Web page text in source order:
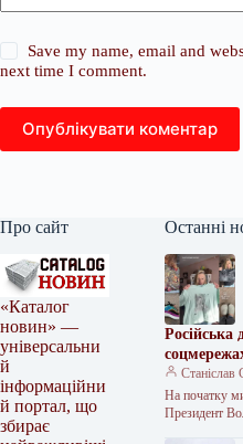
Save my name, email and
next time I comment.
Опублікувати коментар
Про сайт
«Каталог
новин» —
універсальни
й
інформаційни
й портал, що
збирає
Останні
Російська
тиждень
Станіслав
На початку
Президент